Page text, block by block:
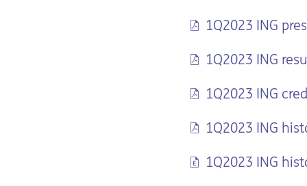
1Q2023 ING
1Q2023 ING
1Q2023 ING
1Q2023 ING
1Q2023 ING